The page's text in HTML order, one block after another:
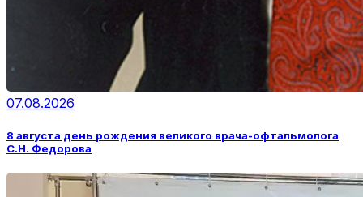
07.08.2026
8 августа день рождения великого врача-офтальмолога
С.Н. Федорова